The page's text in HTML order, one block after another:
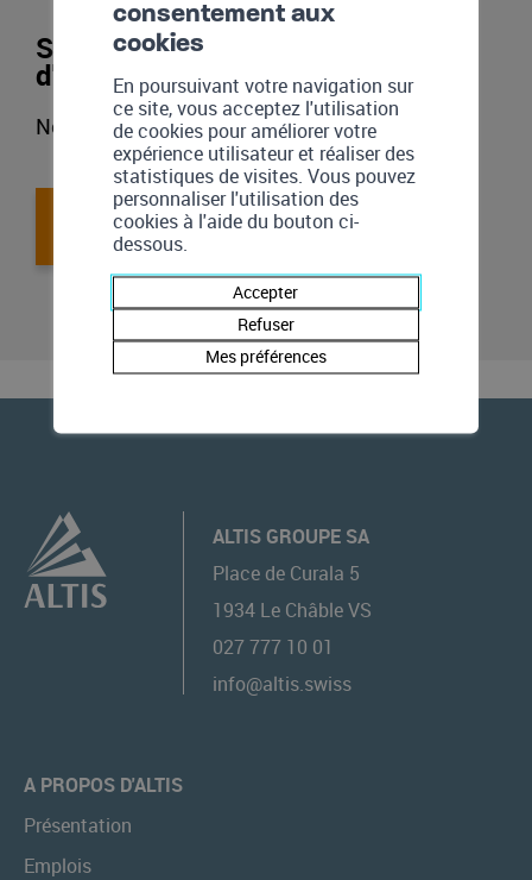
Souhaitez-vous davantage
d'informations ?
Nos spécialistes sont à votre disposition !
Nous contacter
ALTIS GROUPE SA
Place de Curala 5
1934 Le Châble VS
027 777 10 01
info@altis.swiss
A PROPOS D'ALTIS
Présentation
Emplois
consentement aux
cookies
En poursuivant votre navigation sur
ce site, vous acceptez l'utilisation
de cookies pour améliorer votre
expérience utilisateur et réaliser des
statistiques de visites. Vous pouvez
personnaliser l'utilisation des
cookies à l'aide du bouton ci-
dessous.
Accepter
Refuser
Mes préférences